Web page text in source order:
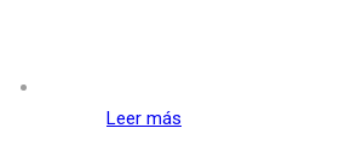
Leer más